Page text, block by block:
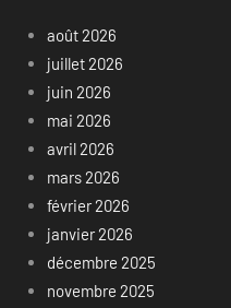
août 2026
juillet 2026
juin 2026
mai 2026
avril 2026
mars 2026
février 2026
janvier 2026
décembre 2025
novembre 2025